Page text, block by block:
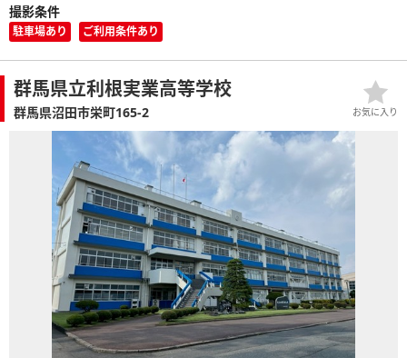
撮影条件
駐車場あり ご利用条件あり
群馬県立利根実業高等学校
群馬県沼田市栄町165-2 お気に入り